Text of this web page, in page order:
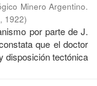
Minero Argentino.
, 1922)
por parte de J.
que el doctor
disposición tectónica